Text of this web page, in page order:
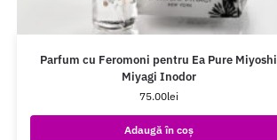
Parfum cu Feromoni pentru Ea Pure Miyoshi
Miyagi Inodor
75.00lei
Adaugă în coș